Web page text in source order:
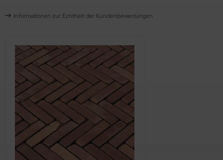
Informationen zur Echtheit der Kundenbewertungen